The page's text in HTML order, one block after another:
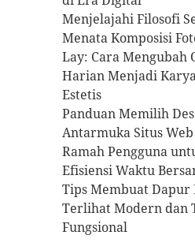
Menjelajahi Filosofi
Menata Komposisi
Lay: Cara Mengubah
Harian Menjadi
Estetis
Panduan Memilih
Antarmuka Situs
Ramah Pengguna
Efisiensi Waktu
Tips Membuat Dapur
Terlihat Modern dan
Fungsional